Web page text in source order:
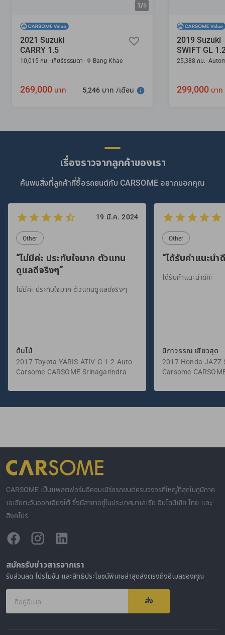
1/6
2021 Suzuki
CARRY 1.5
10,015 กม. เกียร์ธรรมดา Bang Khae
269,000 บาท 5,246 บาท /เดือน
2019 Suzuki
SWIFT GL
25,388 กม.
299,000 บาท
เรื่องราวจากลูกค้าของเรา
ค้นพบสิ่งที่ลูกค้าที่ซื้อรถยนต์กับ CARSOME อยากบอกคุณ
19 มี.ค. 2024
Other
“ไม่มีค่ะ ประทับใจมาก ตัวแทน
ดูแลดีจริงๆ”
ไม่มีค่ะ ประทับใจมาก ตัวแทนดูแลดีจริงๆ
ต้นไม้
2017 Toyota YARIS ATIV G 1.2 Auto
Carsome CARSOME Srinagarindra
Other
“ได้รับคำแนะนำ
ได้รับคำแนะนำดีค่ะ
นิภาวรรณ เขียวสุด
2017 Honda JAZZ
Carsome
CARSOME เป็นแพลตฟอร์มอีคอมเมิร์ซรถยนต์ครบวงจรที่ใหญ่ที่สุดในภูมิภาค
เอเชียตะวันออกเฉียงใต้ ซึ่งมีสาขาอยู่ในประเทศมาเลเซีย อินโดนีเซีย ไทย และ
สิงคโปร์
สมัครรับข่าวสารจากเรา
รับส่วนลด โปรโมชัน และสิทธิประโยชน์พิเศษล่าสุดส่งตรงถึงอีเมลของคุณ
ที่อยู่อีเมล ส่ง